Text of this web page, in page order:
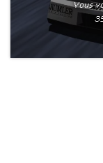
Vous